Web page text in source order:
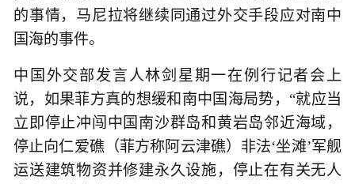
的事情，马尼拉将继续同通过外交手段应对南中
国海的事件。
中国外交部发言人林剑星期一在例行记者会上
说，如果菲方真的想缓和南中国海局势，“就应当
立即停止冲闯中国南沙群岛和黄岩岛邻近海域，
停止向仁爱礁（菲方称阿云津礁）非法‘坐滩’军舰
运送建筑物资并修建永久设施，停止在有关无人